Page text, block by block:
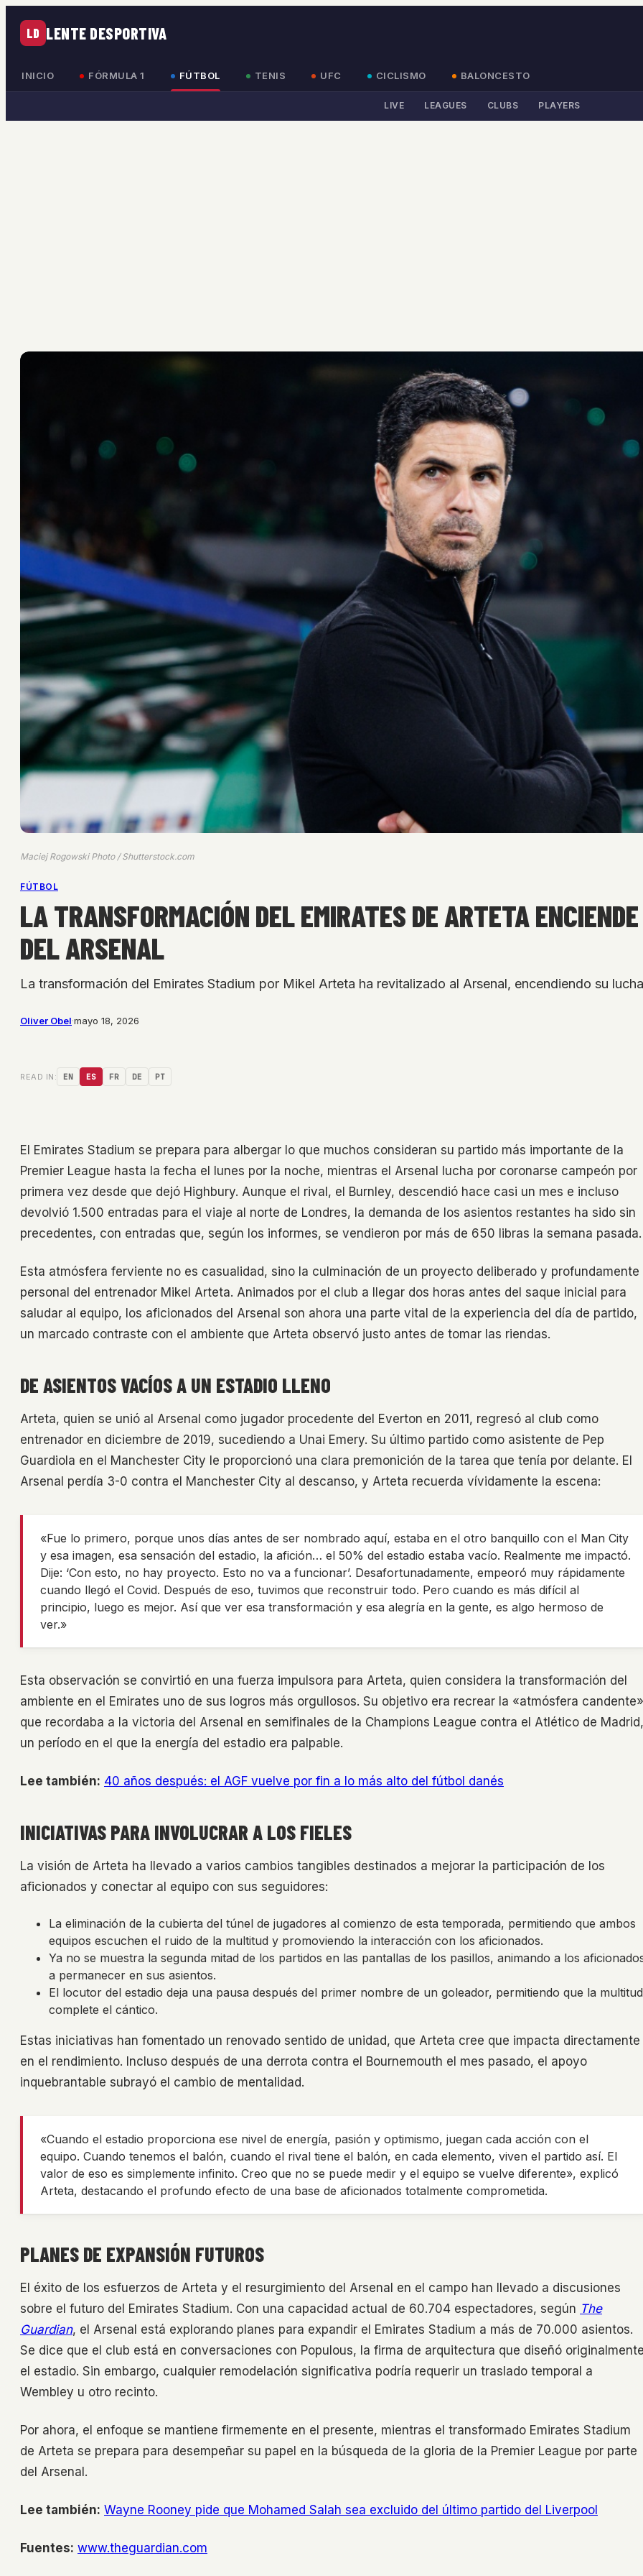
LD LENTE DESPORTIVA
INICIO FÓRMULA 1 FÚTBOL TENIS UFC CICLISMO BALONCESTO
LIVE LEAGUES CLUBS PLAYERS
Maciej Rogowski Photo / Shutterstock.com
FÚTBOL
LA TRANSFORMACIÓN DEL EMIRATES DE ARTETA
DEL ARSENAL
La transformación del Emirates Stadium por Mikel Arteta ha revitalizado al Arsenal, encendiendo su
Oliver Obel·mayo 18, 2026
READ IN: EN ES FR DE PT
El Emirates Stadium se prepara para albergar lo que muchos consideran su partido más importante de la
Premier League hasta la fecha el lunes por la noche, mientras el Arsenal lucha por coronarse campeón por
primera vez desde que dejó Highbury. Aunque el rival, el Burnley, descendió hace casi un mes e incluso
devolvió 1.500 entradas para el viaje al norte de Londres, la demanda de los asientos restantes ha sido sin
precedentes, con entradas que, según los informes, se vendieron por más de 650 libras la semana pasada.
Esta atmósfera ferviente no es casualidad, sino la culminación de un proyecto deliberado y profundamente
personal del entrenador Mikel Arteta. Animados por el club a llegar dos horas antes del saque inicial para
saludar al equipo, los aficionados del Arsenal son ahora una parte vital de la experiencia del día de partido,
un marcado contraste con el ambiente que Arteta observó justo antes de tomar las riendas.
DE ASIENTOS VACÍOS A UN ESTADIO LLENO
Arteta, quien se unió al Arsenal como jugador procedente del Everton en 2011, regresó al club como
entrenador en diciembre de 2019, sucediendo a Unai Emery. Su último partido como asistente de Pep
Guardiola en el Manchester City le proporcionó una clara premonición de la tarea que tenía por delante. El
Arsenal perdía 3-0 contra el Manchester City al descanso, y Arteta recuerda vívidamente la escena:
«Fue lo primero, porque unos días antes de ser nombrado aquí, estaba en el otro banquillo con el Man City
y esa imagen, esa sensación del estadio, la afición… el 50% del estadio estaba vacío. Realmente me impactó.
Dije: ‘Con esto, no hay proyecto. Esto no va a funcionar’. Desafortunadamente, empeoró muy rápidamente
cuando llegó el Covid. Después de eso, tuvimos que reconstruir todo. Pero cuando es más difícil al
principio, luego es mejor. Así que ver esa transformación y esa alegría en la gente, es algo hermoso de
ver.»
Esta observación se convirtió en una fuerza impulsora para Arteta, quien considera la transformación del
ambiente en el Emirates uno de sus logros más orgullosos. Su objetivo era recrear la «atmósfera candente»
que recordaba a la victoria del Arsenal en semifinales de la Champions League contra el Atlético de Madrid,
un período en el que la energía del estadio era palpable.
Lee también: 40 años después: el AGF vuelve por fin a lo más alto del fútbol danés
INICIATIVAS PARA INVOLUCRAR A LOS FIELES
La visión de Arteta ha llevado a varios cambios tangibles destinados a mejorar la participación de los
aficionados y conectar al equipo con sus seguidores:
La eliminación de la cubierta del túnel de jugadores al comienzo de esta temporada, permitiendo que ambos
equipos escuchen el ruido de la multitud y promoviendo la interacción con los aficionados.
Ya no se muestra la segunda mitad de los partidos en las pantallas de los pasillos, animando a los
a permanecer en sus asientos.
El locutor del estadio deja una pausa después del primer nombre de un goleador, permitiendo que la multitud
complete el cántico.
Estas iniciativas han fomentado un renovado sentido de unidad, que Arteta cree que impacta directamente
en el rendimiento. Incluso después de una derrota contra el Bournemouth el mes pasado, el apoyo
inquebrantable subrayó el cambio de mentalidad.
«Cuando el estadio proporciona ese nivel de energía, pasión y optimismo, juegan cada acción con el
equipo. Cuando tenemos el balón, cuando el rival tiene el balón, en cada elemento, viven el partido así. El
valor de eso es simplemente infinito. Creo que no se puede medir y el equipo se vuelve diferente», explicó
Arteta, destacando el profundo efecto de una base de aficionados totalmente comprometida.
PLANES DE EXPANSIÓN FUTUROS
El éxito de los esfuerzos de Arteta y el resurgimiento del Arsenal en el campo han llevado a discusiones
sobre el futuro del Emirates Stadium. Con una capacidad actual de 60.704 espectadores, según The
Guardian, el Arsenal está explorando planes para expandir el Emirates Stadium a más de 70.000 asientos.
Se dice que el club está en conversaciones con Populous, la firma de arquitectura que diseñó
el estadio. Sin embargo, cualquier remodelación significativa podría requerir un traslado temporal a
Wembley u otro recinto.
Por ahora, el enfoque se mantiene firmemente en el presente, mientras el transformado Emirates Stadium
de Arteta se prepara para desempeñar su papel en la búsqueda de la gloria de la Premier League por parte
del Arsenal.
Lee también: Wayne Rooney pide que Mohamed Salah sea excluido del último partido del Liverpool
Fuentes: www.theguardian.com